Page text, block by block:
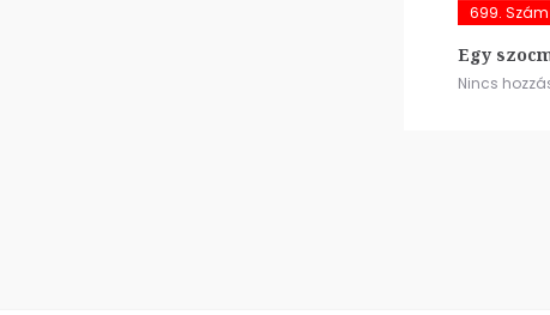
699. Szám
Egy
Nincs